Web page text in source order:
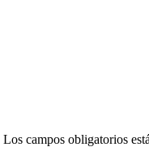
Los campos obligatorios